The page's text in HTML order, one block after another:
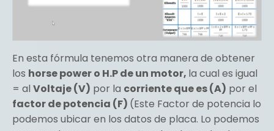
En esta fórmula tenemos otra manera de obtener
los horse power o H.P de un motor, la cual es igual
= al Voltaje (V) por la corriente que es (A) por el
factor de potencia (F) (Este Factor de potencia lo
podemos ubicar en los datos de placa. Lo podemos